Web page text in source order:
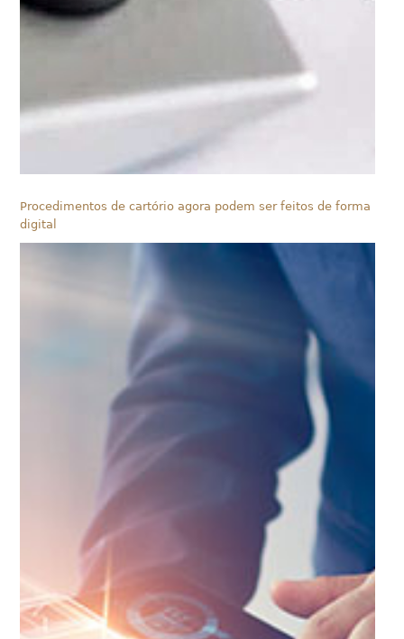
Procedimentos de cartório agora podem ser feitos de forma
digital